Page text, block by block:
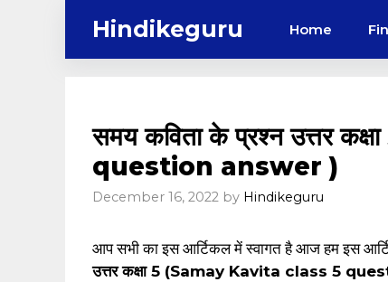
Hindikeguru Home
समय कविता के प्रश्न उत्तर
question answer )
December 16, 2022 by Hindikeguru
आप सभी का इस आर्टिकल में स्वागत है आज हम इस
उत्तर कक्षा 5 (Samay Kavita class 5